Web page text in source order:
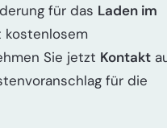
für das Laden im
kostenlosem
Sie jetzt Kontakt
für die